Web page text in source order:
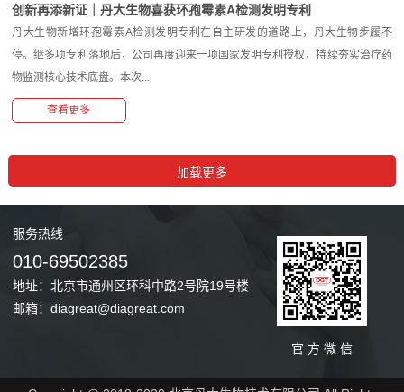
创新再添新证｜丹大生物喜获环孢霉素A检测发明专利
丹大生物新增环孢霉素A检测发明专利在自主研发的道路上，丹大生物步履不
停。继多项专利落地后，公司再度迎来一项国家发明专利授权，持续夯实治疗药
物监测核心技术底盘。本次...
查看更多
服务热线
010-69502385
地址：北京市通州区环科中路2号院19号楼
邮箱：diagreat@diagreat.com
官 方 微 信